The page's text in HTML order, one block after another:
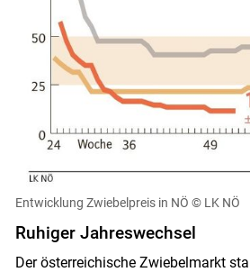
Entwicklung Zwiebelpreis in NÖ © LK NÖ
Ruhiger Jahreswechsel
Der österreichische Zwiebelmarkt